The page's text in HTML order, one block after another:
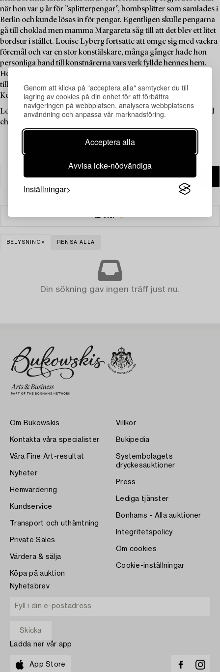
Genom att klicka på "acceptera alla" samtycker du till
lagring av cookies på din enhet för att förbättra
navigeringen på webbplatsen, analysera webbplatsens
användning och anpassa vår marknadsföring.
Acceptera alla
Avvisa icke-nödvändiga
Inställningar
när hon var 9 år för ”splitterpengar”, bombsplitter som samlades i
Berlin och kunde lösas in för pengar. Egentligen skulle pengarna
gå till choklad men mamma Margareta såg till att det blev ett litet
bordsur i stället. Louise Lyberg fortsatte att omge sig med vackra
föremål och var en stor konstälskare, många gånger hade hon
personliga band till konstnärerna vars verk fyllde hennes hem.
Hon författade konstbiografin över Emil Johansson-Thor, och
tillsammans med Mereth Lindgren m.fl. skrev hon ”Svensk
Konsthistoria” som kom ut på Signums förlag 1986.
Louise Lyberg har betytt mycket för Bukowskis som uppskattad
chef, kollega och vän.
Filter
BELYSNING RENSA ALLA
Din sökning gav ingen träff just nu.
Om Bukowskis
Kontakta våra specialister
Våra Fine Art-resultat
Nyheter
Hemvärdering
Kundservice
Transport och uthämtning
Private Sales
Värdera & sälja
Köpa på auktion
Villkor
Bukipedia
Systembolagets
dryckesauktioner
Press
Lediga tjänster
Bonhams - Alla auktioner
Integritetspolicy
Om cookies
Cookie-inställningar
Nyhetsbrev
Ladda ner vår app
App Store